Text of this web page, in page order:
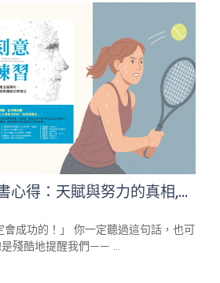
心得：天賦與努力的真相,...
會成功的！」 你一定聽過這句話，也可
殘酷地提醒我們—— ...